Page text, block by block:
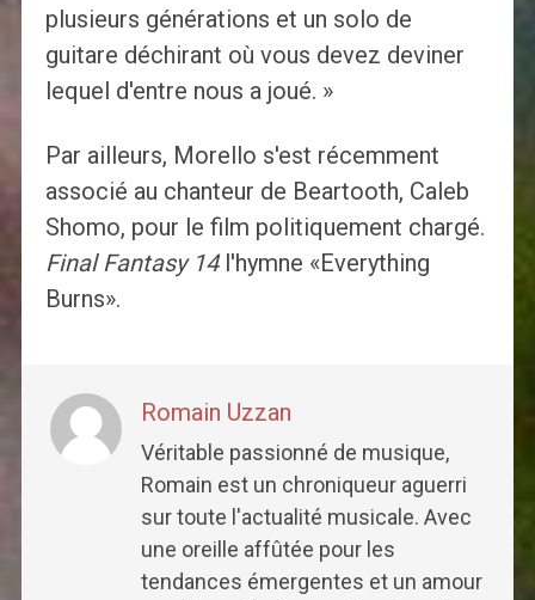
plusieurs générations et un solo de
guitare déchirant où vous devez deviner
lequel d'entre nous a joué. »
Par ailleurs, Morello s'est récemment
associé au chanteur de Beartooth, Caleb
Shomo, pour le film politiquement chargé.
Final Fantasy 14 l'hymne «Everything
Burns».
Romain Uzzan
Véritable passionné de musique,
Romain est un chroniqueur aguerri
sur toute l'actualité musicale. Avec
une oreille affûtée pour les
tendances émergentes et un amour